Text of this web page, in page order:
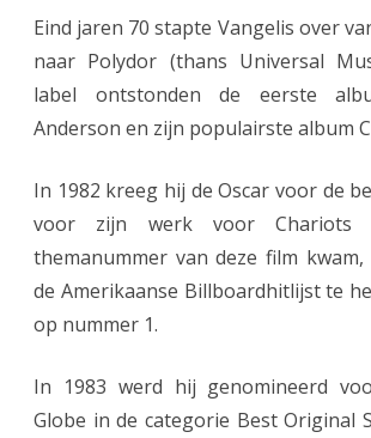
Eind jaren 70 stapte Vangelis over
naar Polydor (thans Universal
label ontstonden de eerste
Anderson en zijn populairste album
In 1982 kreeg hij de Oscar voor de
voor zijn werk voor Chariots
themanummer van deze film
de Amerikaanse Billboardhitlijst te
op nummer 1.
In 1983 werd hij genomineerd
Globe in de categorie Best Original